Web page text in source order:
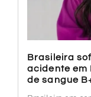
Brasileira
acidente em
de sangue